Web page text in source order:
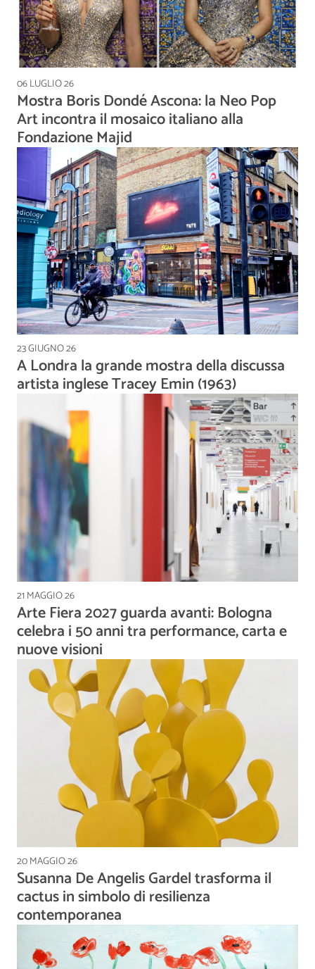
06 LUGLIO 26
Mostra Boris Dondé Ascona: la Neo Pop
Art incontra il mosaico italiano alla
Fondazione Majid
23 GIUGNO 26
A Londra la grande mostra della discussa
artista inglese Tracey Emin (1963)
21 MAGGIO 26
Arte Fiera 2027 guarda avanti: Bologna
celebra i 50 anni tra performance, carta e
nuove visioni
20 MAGGIO 26
Susanna De Angelis Gardel trasforma il
cactus in simbolo di resilienza
contemporanea